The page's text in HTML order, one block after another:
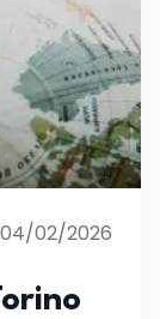
04/02/2026